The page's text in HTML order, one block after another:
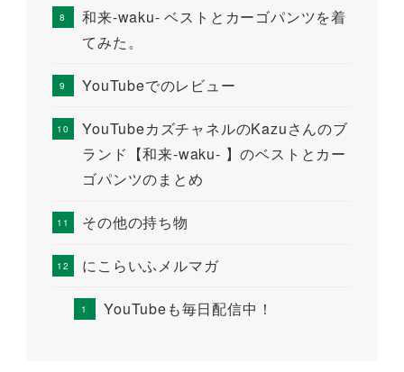
和来-waku- ベストとカーゴパンツを着
てみた。
YouTubeでのレビュー
YouTubeカズチャネルのKazuさんのブ
ランド【和来-waku- 】のベストとカー
ゴパンツのまとめ
その他の持ち物
にこらいふメルマガ
YouTubeも毎日配信中！